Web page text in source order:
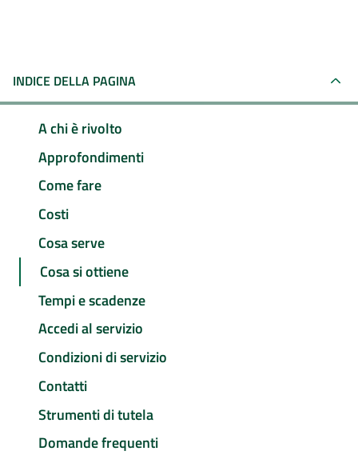
INDICE DELLA PAGINA
A chi è rivolto
Approfondimenti
Come fare
Costi
Cosa serve
Cosa si ottiene
Tempi e scadenze
Accedi al servizio
Condizioni di servizio
Contatti
Strumenti di tutela
Domande frequenti